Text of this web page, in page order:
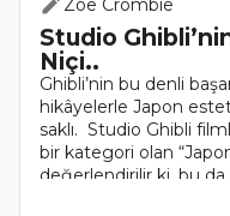
Zoe Crombie
Studio
Niçi..
Ghibli’nin bu denli
hikâyelerle Japon
saklı. Studio Ghibli
bir kategori olan
değerlendirilir ki, bu da